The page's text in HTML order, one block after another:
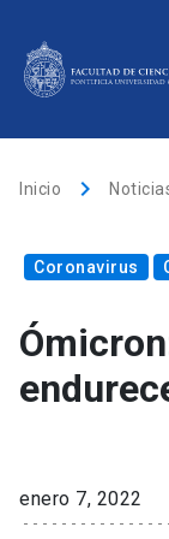
Mi portal UC
Inicio
Inicio keyboard_arrow_right
Coronavirus
enero 7, 2022